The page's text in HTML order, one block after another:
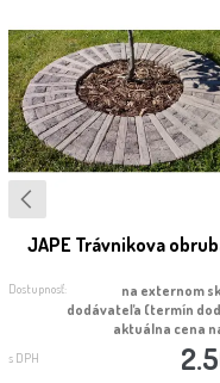
JAPE Trávnikova
Dostupnosť:
na externom
dodávateľa (termín
aktuálna cena
s DPH